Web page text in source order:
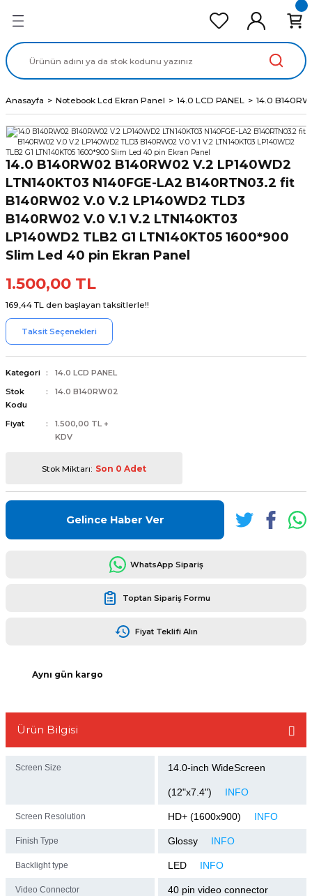
Ekran Panel
Data Kablo
Anasayfa Notebook Lcd Ekran Panel 14.0 LCD PANEL 14.0
14.0 B140RW02 B140RW02 V.2 LP140WD2
LTN140KT03 N140FGE-LA2 B140RTN03.2 fit
B140RW02 V.0 V.2 LP140WD2 TLD3
B140RW02 V.0 V.1 V.2 LTN140KT03
LP140WD2 TLB2 G1 LTN140KT05 1600*900
Slim Led 40 pin Ekran Panel
1.500,00 TL
169,44 TL den başlayan taksitlerle!!
Taksit Seçenekleri
Kategori
14.0 LCD PANEL
Stok
Kodu
14.0 B140RW02
Fiyat
1.500,00 TL +
KDV
Stok Miktarı: Son 0 Adet
Gelince Haber Ver
WhatsApp Sipariş
Toptan Sipariş Formu
Fiyat Teklifi Alın
Aynı gün kargo
Ürün Bilgisi
Screen Size 14.0-inch WideScreen
(12"x7.4") INFO
Screen Resolution HD+ (1600x900) INFO
Finish Type Glossy INFO
Backlight type LED INFO
Video Connector 40 pin video connector